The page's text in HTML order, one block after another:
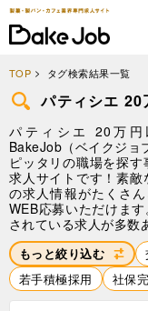
TOP タグ検索結果一覧
パティシエ 20
パティシエ 20万円
BakeJob（ベイクジョ
ピッタリの職場を探
求人サイトです！素
の求人情報がたくさ
WEB応募いただけま
されている求人が多数
もっと絞り込む
若手積極採用
社保